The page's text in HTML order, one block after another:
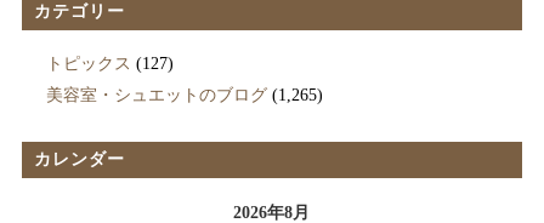
カテゴリー
トピックス (127)
美容室・シュエットのブログ(1,265)
カレンダー
2026年8月